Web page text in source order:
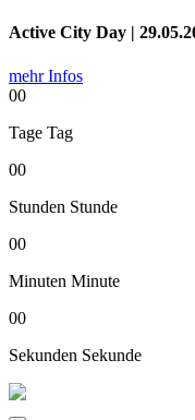
Active City Day |
mehr Infos
00
Tage Tag
00
Stunden Stunde
00
Minuten Minute
00
Sekunden Sekunde